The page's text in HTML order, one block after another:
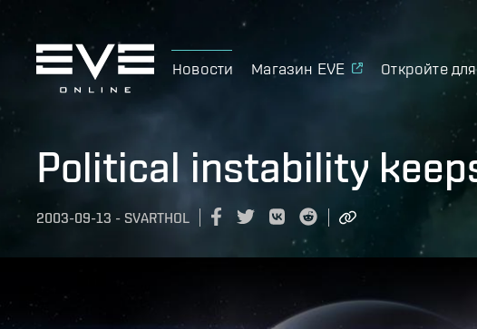
Новости Магазин EVE Откройте
Political instability
2003-09-13 - SVARTHOL